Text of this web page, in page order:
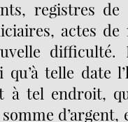
registres de
actes
difficulté.
telle date
à tel endroit,
d’argent,